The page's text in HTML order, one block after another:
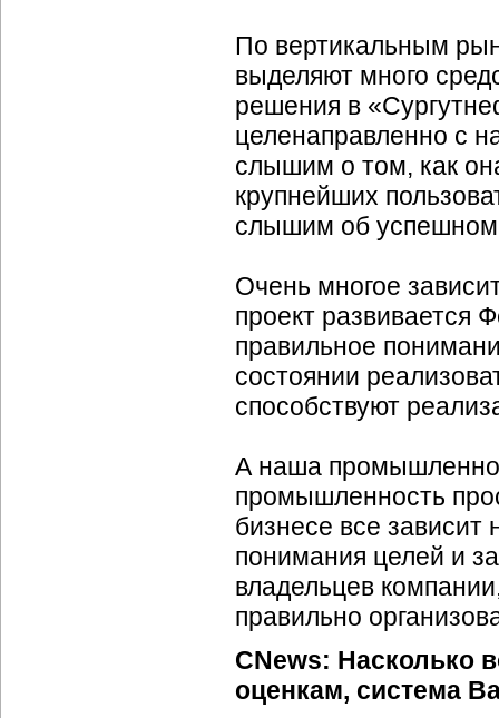
По вертикальным
выделяют много
решения в
целенаправленно с
слышим о том, как
крупнейших
слышим об
Очень многое
проект
правильное
состоянии
способствуют
А наша
промышленность
бизнесе все зависит
понимания целей и
владельцев
правильно
CNews: Насколько
оценкам, система